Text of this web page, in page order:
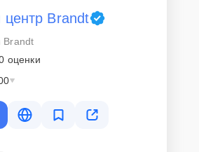
ремонт
холодильника Brandt FRI 290 SEX
Заявку на сайте
необходимым вопросам, запишут на
в удобное время и место.
Brandt
Brandt
оценки